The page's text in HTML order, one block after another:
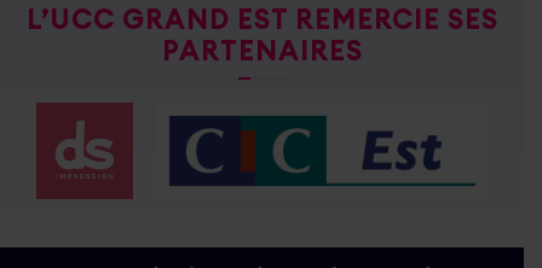
L’UCC GRAND EST REMERCIE SES
PARTENAIRES